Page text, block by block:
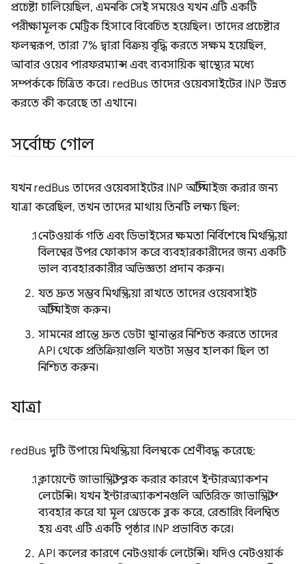
প্রচেষ্টা চালিয়েছিল, এমনকি সেই সময়েও যখন এটি একটি
পরীক্ষামূলক মেট্রিক হিসাবে বিবেচিত হয়েছিল। তাদের প্রচেষ্টার
ফলস্বরূপ, তারা 7% দ্বারা বিক্রয় বৃদ্ধি করতে সক্ষম হয়েছিল,
আবার ওয়েব পারফরম্যান্স এবং ব্যবসায়িক স্বাস্থ্যের মধ্যে
সম্পর্ককে চিত্রিত করে। redBus তাদের ওয়েবসাইটের INP উন্নত
করতে কী করেছে তা এখানে।
সর্বোচ্চ গোল
যখন redBus তাদের ওয়েবসাইটের INP অপ্টিমাইজ করার জন্য
যাত্রা করেছিল, তখন তাদের মাথায় তিনটি লক্ষ্য ছিল:
নেটওয়ার্ক গতি এবং ডিভাইসের ক্ষমতা নির্বিশেষে মিথস্ক্রিয়া
বিলম্বের উপর ফোকাস করে ব্যবহারকারীদের জন্য একটি
ভাল ব্যবহারকারীর অভিজ্ঞতা প্রদান করুন।
যত দ্রুত সম্ভব মিথস্ক্রিয়া রাখতে তাদের ওয়েবসাইট
অপ্টিমাইজ করুন।
সামনের প্রান্তে দ্রুত ডেটা স্থানান্তর নিশ্চিত করতে তাদের
API থেকে প্রতিক্রিয়াগুলি যতটা সম্ভব হালকা ছিল তা
নিশ্চিত করুন।
যাত্রা
redBus দুটি উপায়ে মিথস্ক্রিয়া বিলম্বকে শ্রেণীবদ্ধ করেছে:
ক্লায়েন্টে জাভাস্ক্রিপ্ট ব্লক করার কারণে ইন্টারঅ্যাকশন
লেটেন্সি। যখন ইন্টারঅ্যাকশনগুলি অতিরিক্ত জাভাস্ক্রিপ্ট
ব্যবহার করে যা মূল থ্রেডকে ব্লক করে, রেন্ডারিং বিলম্বিত
হয় এবং এটি একটি পৃষ্ঠার INP প্রভাবিত করে।
API কলের কারণে নেটওয়ার্ক লেটেন্সি। যদিও নেটওয়ার্ক